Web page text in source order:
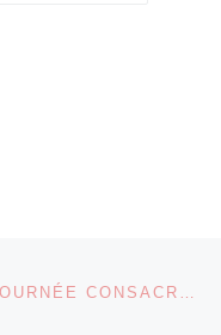
LE 27/01 À MALMEDY: UNE JOURNÉE CONSACRÉE AUX NOUVELLES TECHNOLOGIES…